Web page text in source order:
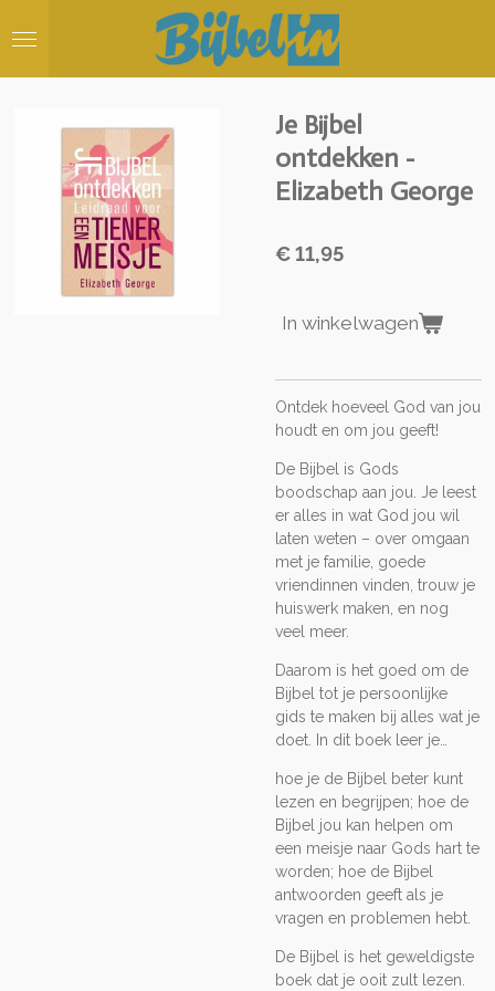
direct
Je Bijbel
ontdekken -
Elizabeth George
€ 11,95
In winkelwagen
Ontdek hoeveel God van jou
houdt en om jou geeft!
De Bijbel is Gods
boodschap aan jou. Je leest
er alles in wat God jou wil
laten weten – over omgaan
met je familie, goede
vriendinnen vinden, trouw je
huiswerk maken, en nog
veel meer.
Daarom is het goed om de
Bijbel tot je persoonlijke
gids te maken bij alles wat je
doet. In dit boek leer je…
hoe je de Bijbel beter kunt
lezen en begrijpen; hoe de
Bijbel jou kan helpen om
een meisje naar Gods hart te
worden; hoe de Bijbel
antwoorden geeft als je
vragen en problemen hebt.
De Bijbel is het geweldigste
boek dat je ooit zult lezen.